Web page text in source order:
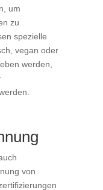
um
zu
spezielle
vegan oder
werden,
von